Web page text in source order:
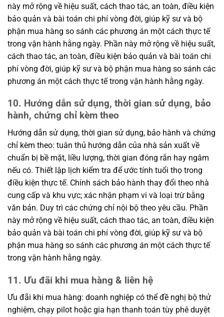
này mở rộng về hiệu suất, cách thao tác, an toàn, điều kiện
bảo quản và bài toán chi phí vòng đời, giúp kỹ sư và bộ
phận mua hàng so sánh các phương án một cách thực tế
trong vận hành hằng ngày. Phần này mở rộng về hiệu suất,
cách thao tác, an toàn, điều kiện bảo quản và bài toán chi
phí vòng đời, giúp kỹ sư và bộ phận mua hàng so sánh các
phương án một cách thực tế trong vận hành hằng ngày.
10. Hướng dẫn sử dụng, thời gian sử dụng, bảo
hành, chứng chỉ kèm theo
Hướng dẫn sử dụng, thời gian sử dụng, bảo hành và chứng
chỉ kèm theo: tuân thủ hướng dẫn của nhà sản xuất về
chuẩn bị bề mặt, liều lượng, thời gian đóng rắn hay ngâm
nếu có. Thiết lập lịch kiểm tra để ước tính tuổi thọ trong
điều kiện thực tế. Chính sách bảo hành thay đổi theo nhà
cung cấp và khu vực; xác nhận phạm vi và loại trừ bằng
văn bản. Duy trì các chứng chỉ nội bộ theo yêu cầu. Phần
này mở rộng về hiệu suất, cách thao tác, an toàn, điều kiện
bảo quản và bài toán chi phí vòng đời, giúp kỹ sư và bộ
phận mua hàng so sánh các phương án một cách thực tế
trong vận hành hằng ngày.
11. Ưu đãi khi mua hàng & liên hệ
Ưu đãi khi mua hàng: doanh nghiệp có thể đề nghị bộ thử
nghiệm, chạy pilot hoặc gia hạn thanh toán tùy phê duyệt